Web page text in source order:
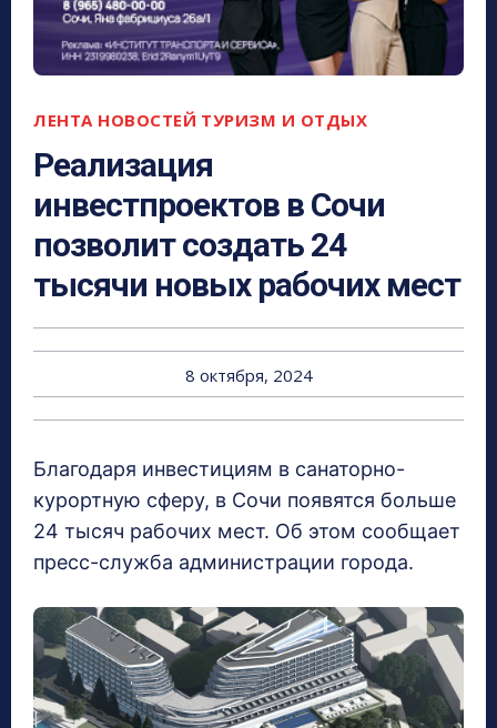
ЛЕНТА НОВОСТЕЙ ТУРИЗМ И ОТДЫХ
Реализация
инвестпроектов в Сочи
позволит создать 24
тысячи новых рабочих мест
8 октября, 2024
Благодаря инвестициям в санаторно-
курортную сферу, в Сочи появятся больше
24 тысяч рабочих мест. Об этом сообщает
пресс-служба администрации города.